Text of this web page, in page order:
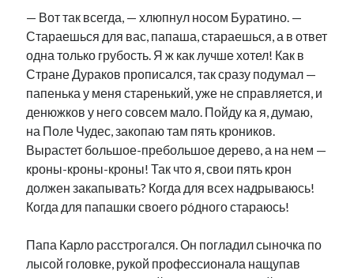
— Вот так всегда, — хлюпнул носом Буратино. —
Стараешься для вас, папаша, стараешься, а в ответ
одна только грубость. Я ж как лучше хотел! Как в
Стране Дураков прописался, так сразу подумал —
папенька у меня старенький, уже не справляется, и
денюжков у него совсем мало. Пойду ка я, думаю,
на Поле Чудес, закопаю там пять кроников.
Вырастет большое-пребольшое дерево, а на нем —
кроны-кроны-кроны! Так что я, свои пять крон
должен закапывать? Когда для всех надрываюсь!
Когда для папашки своего рóдного стараюсь!
Папа Карло расстрогался. Он погладил сыночка по
лысой головке, рукой профессионала нащупав